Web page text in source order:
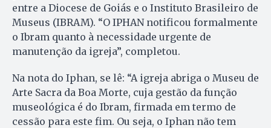
entre a Diocese de Goiás e o Instituto Brasileiro de
Museus (IBRAM). “O IPHAN notificou formalmente
o Ibram quanto à necessidade urgente de
manutenção da igreja”, completou.
Na nota do Iphan, se lê: “A igreja abriga o Museu de
Arte Sacra da Boa Morte, cuja gestão da função
museológica é do Ibram, firmada em termo de
cessão para este fim. Ou seja, o Iphan não tem